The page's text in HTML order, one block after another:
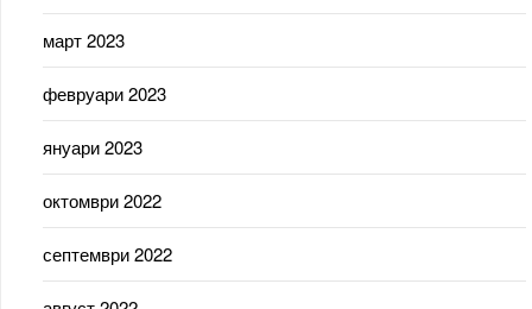
март 2023
февруари 2023
януари 2023
октомври 2022
септември 2022